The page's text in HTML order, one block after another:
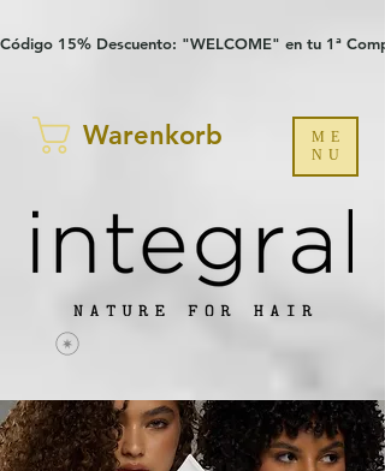
Código 15% Descuento: "WELCOME" en tu 1ª
Warenkorb
ME
NU